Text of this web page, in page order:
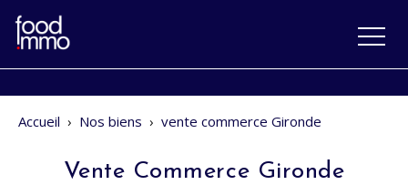
Accueil › Nos biens › vente commerce Gironde
Vente Commerce Gironde